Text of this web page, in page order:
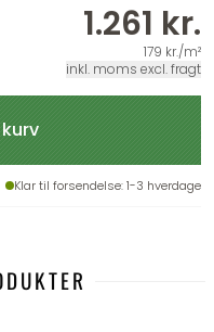
1.261 kr.
179 kr./m²
inkl. moms excl. fragt
Klar til forsendelse: 1-3 hverdage